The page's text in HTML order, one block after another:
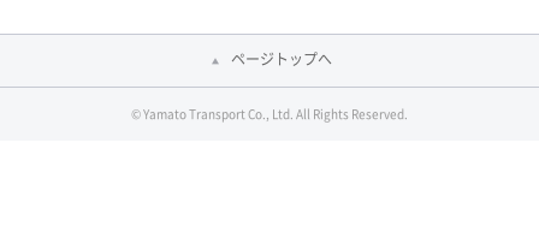
ページトップへ
© Yamato Transport Co., Ltd. All Rights Reserved.